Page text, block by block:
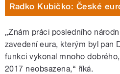
Radko Kubičko: České
„Znám práci posledního
zavedení eura, kterým byl pan
funkci vykonal mnoho
2017 neobsazena,“ říká.